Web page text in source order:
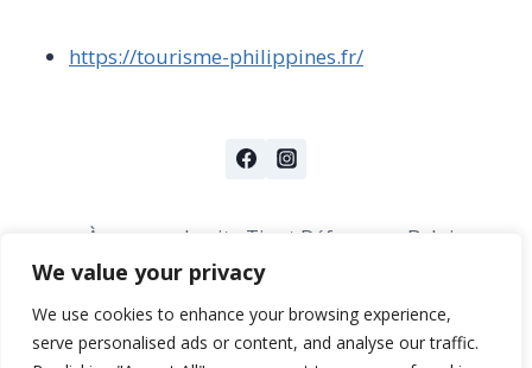
We value your privacy
We use cookies to enhance your browsing experience,
serve personalised ads or content, and analyse our traffic.
https://tourisme-philippines.fr/
À propos du site Tir et Défense en Belgique
A propos des marques abordées